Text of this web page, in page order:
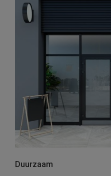
Duurzaam